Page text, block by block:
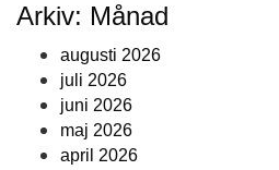
Arkiv: Månad
augusti 2026
juli 2026
juni 2026
maj 2026
april 2026